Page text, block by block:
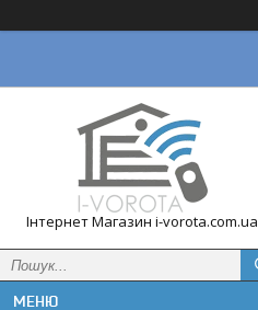
Інтернет Магазин i-vorota.com.ua